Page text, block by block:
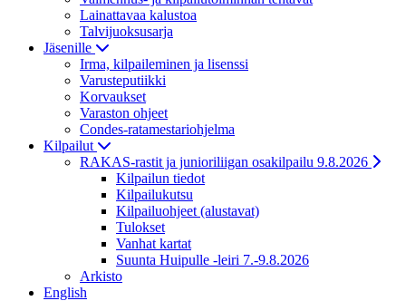
Lainattavaa kalustoa
Talvijuoksusarja
Jäsenille
Irma, kilpaileminen ja lisenssi
Varusteputiikki
Korvaukset
Varaston ohjeet
Condes-ratamestariohjelma
Kilpailut
RAKAS-rastit ja junioriliigan osakilpailu 9.8.2026
Kilpailun tiedot
Kilpailukutsu
Kilpailuohjeet (alustavat)
Tulokset
Vanhat kartat
Suunta Huipulle -leiri 7.-9.8.2026
Arkisto
English